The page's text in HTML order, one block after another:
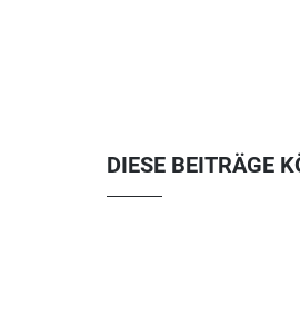
DIESE BEITRÄGE